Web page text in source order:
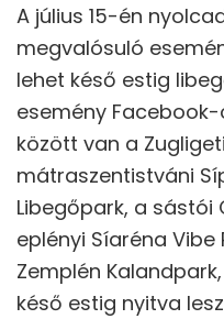
A július 15-én
megvalósuló
lehet késő estig
esemény
között van a
mátraszentistváni
Libegőpark, a sástói
eplényi Síaréna
Zemplén
késő estig nyitva